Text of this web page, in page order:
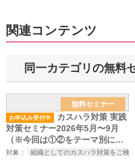
関連コンテンツ
同一カテゴリの無料
無料セミナー
お申込み受付中
カスハラ対策 実践
対策セミナー2026年5月〜9月
（※今回は①②をテーマ別に開
催します）
対象： 組織としてのカスハラ対策をご検